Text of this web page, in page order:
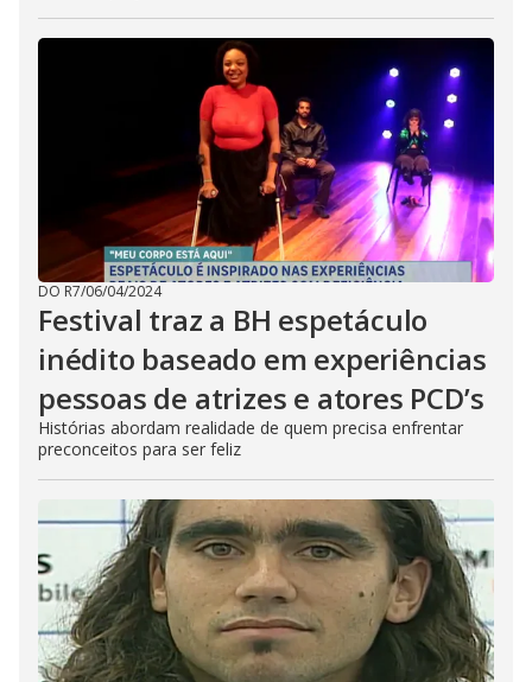
DO R7/06/04/2024
Festival traz a BH espetáculo
inédito baseado em experiências
pessoas de atrizes e atores PCD’s
Histórias abordam realidade de quem precisa enfrentar
preconceitos para ser feliz